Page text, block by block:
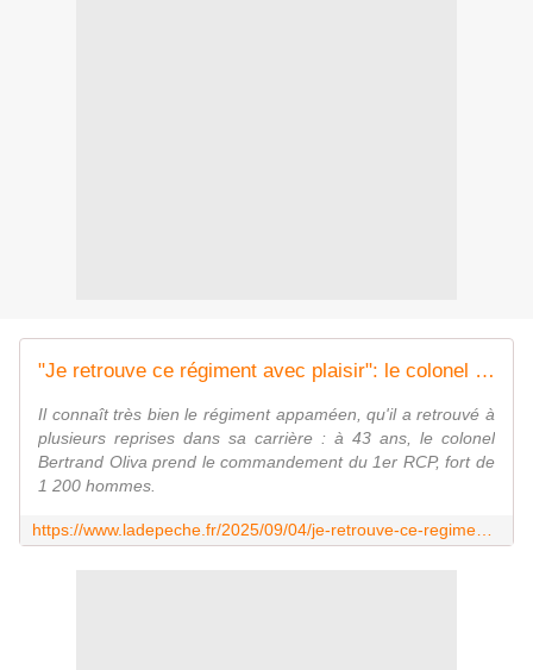
"Je retrouve ce régiment avec plaisir": le colonel Bertrand Oliva prend les rênes du 1er RCP
Il connaît très bien le régiment appaméen, qu'il a retrouvé à
plusieurs reprises dans sa carrière : à 43 ans, le colonel
Bertrand Oliva prend le commandement du 1er RCP, fort de
1 200 hommes.